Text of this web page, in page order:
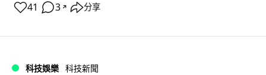
41 3 ↗ 分享
科技娛樂 科技新聞